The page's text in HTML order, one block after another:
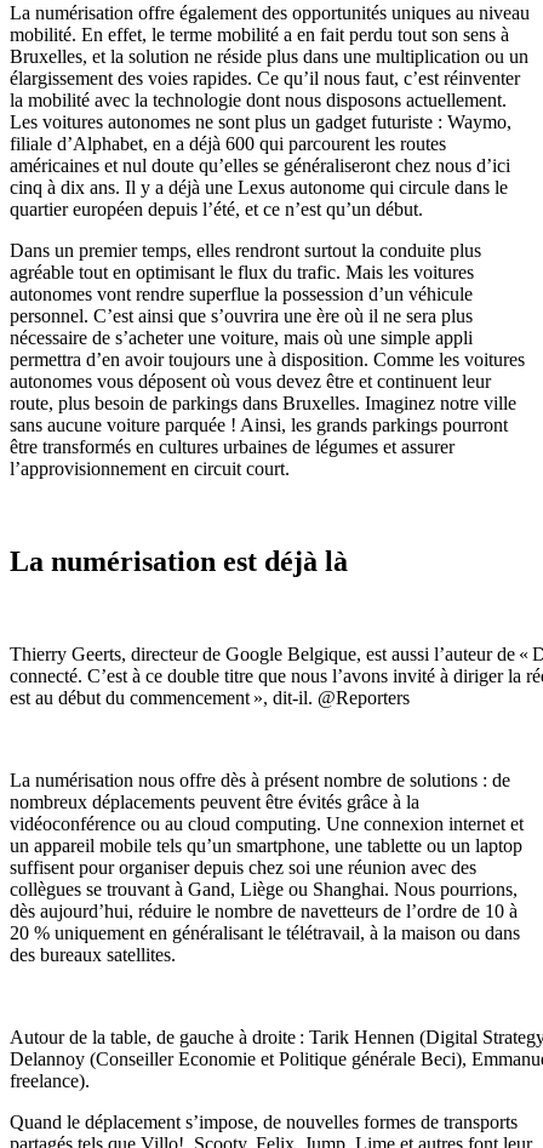
La numérisation offre également des opportunités uniques au niveau
mobilité. En effet, le terme mobilité a en fait perdu tout son sens à
Bruxelles, et la solution ne réside plus dans une multiplication ou un
élargissement des voies rapides. Ce qu’il nous faut, c’est réinventer
la mobilité avec la technologie dont nous disposons actuellement.
Les voitures autonomes ne sont plus un gadget futuriste : Waymo,
filiale d’Alphabet, en a déjà 600 qui parcourent les routes
américaines et nul doute qu’elles se généraliseront chez nous d’ici
cinq à dix ans. Il y a déjà une Lexus autonome qui circule dans le
quartiereuropéen depuis l’été, et ce n’est qu’un début.
Dans un premier temps, elles rendront surtout la conduite plus
agréable tout en optimisant le flux du trafic. Mais les voitures
autonomes vont rendre superflue la possession d’un véhicule
personnel. C’est ainsi que s’ouvrira une ère où il ne sera plus
nécessaire de s’acheter une voiture, mais où une simple appli
permettra d’en avoir toujours une à disposition. Comme les voitures
autonomes vous déposent où vous devez être et continuent leur
route, plus besoin de parkings dans Bruxelles. Imaginez notre ville
sans aucune voiture parquée ! Ainsi, les grands parkings pourront
être transformés en cultures urbaines de légumes et assurer
l’approvisionnement en circuit court.
La numérisation est déjà là
Thierry Geerts, directeur de Google Belgique, est aussi l’auteur de
connecté. C’est à ce double titre que nous l’avons invité à diriger la
est au début du commencement », dit-il. @Reporters
La numérisation nous offre dès à présent nombre de solutions : de
nombreux déplacements peuvent être évités grâce à la
vidéoconférence ou au cloud computing. Une connexion internet et
un appareil mobile tels qu’un smartphone, une tablette ou un laptop
suffisent pour organiser depuis chez soi une réunion avec des
collègues se trouvant à Gand, Liège ou Shanghai. Nous pourrions,
dès aujourd’hui, réduire le nombre de navetteurs de l’ordre de 10 à
20 % uniquement en généralisant le télétravail, à la maison ou dans
des bureaux satellites.
Autour de la table, de gauche à droite : Tarik Hennen (Digital
Delannoy (Conseiller Economie et Politique générale Beci),
freelance).
Quand le déplacement s’impose, de nouvelles formes de transports
partagés tels que Villo!, Scooty, Felix, Jump, Lime et autres font leur